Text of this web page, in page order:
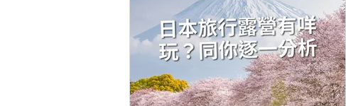
CAMPER音樂電影